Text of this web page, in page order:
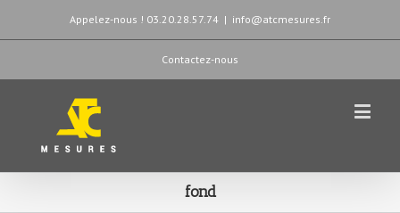
Appelez-nous ! 03.20.28.57.74 | info@atcmesures.fr
Contactez-nous
fond